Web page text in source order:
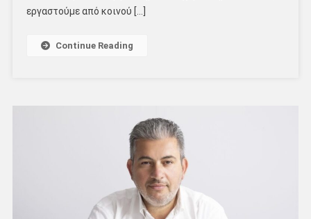
εργαστούμε από κοινού […]
Continue Reading